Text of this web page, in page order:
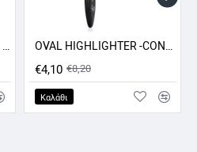
134 135
CONTOUR KABUKI BRUSH GR ΠΡΟΣΦΟΡΑ -50%OVAL HIGHLIGHTER -CONCEALER - CONTOUR BRUSH GR
€4,10 €8,20
Καλάθι